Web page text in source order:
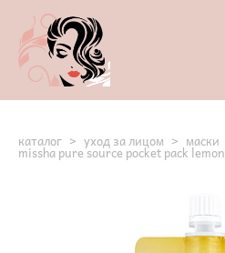
каталог > уход за лицом > маски
missha pure source pocket pack lemon